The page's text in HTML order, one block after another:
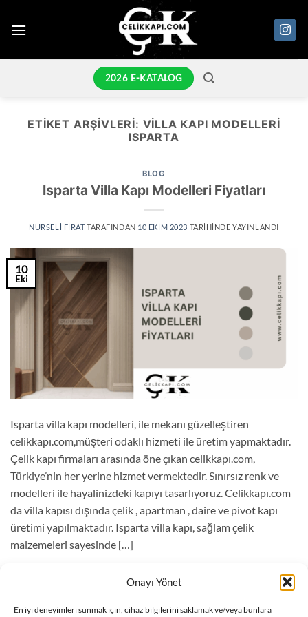
Onayı Yönet
En iyi deneyimleri sunmak için, cihaz bilgilerini saklamak ve/veya bunlara
atla
2026 E-KATALOG
ETIKET ARŞIVLERI: VILLA KAPI MODELLERI
ISPARTA
BLOG
Isparta Villa Kapı Modelleri Fiyatları
NURSELI FIRATTARAFINDAN 10 EKIM 2023 TARIHINDE YAYINLANDI
10
Eki
Isparta villa kapı modelleri, ile mekanı güzelleştiren
celikkapı.com,müşteri odaklı hizmeti ile üretim yapmaktadır.
Çelik kapı firmaları arasında öne çıkan celikkapı.com,
Türkiye’nin her yerine hizmet vermektedir. Sınırsız renk ve
modelleri ile hayalinizdeki kapıyı tasarlıyoruz. Celikkapı.com
da villa kapısı dışında çelik , apartman , daire ve pivot kapı
üretimi yapılmaktadır. Isparta villa kapı, sağlam çelik
malzemeleri sayesinde […]